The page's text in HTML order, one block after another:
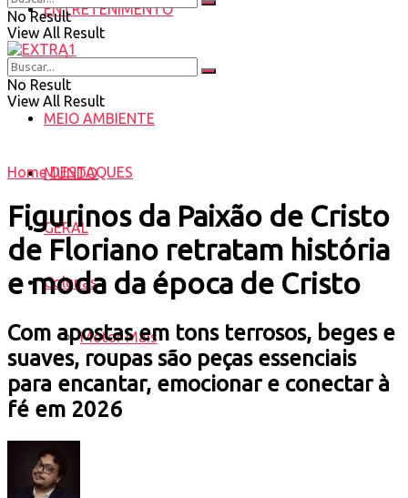
ENTRETENIMENTO
SAÚDE
MEIO AMBIENTE
MUNDO
GERAL
Colunas
Motor Mais
No Result
View All Result
No Result
View All Result
Home DESTAQUES
Figurinos da Paixão de Cristo
de Floriano retratam história
e moda da época de Cristo
Com apostas em tons terrosos, beges e
suaves, roupas são peças essenciais
para encantar, emocionar e conectar à
fé em 2026